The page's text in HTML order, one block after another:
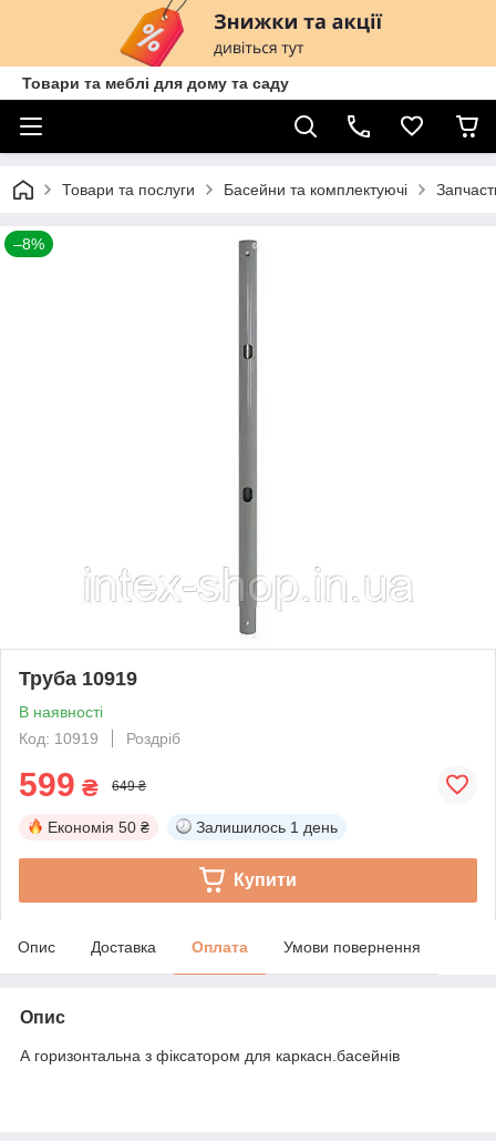
Товари та меблі для дому та саду
Товари та послуги Басейни та комплектуючі
–8%
Труба 10919
В наявності
Код: 10919
Роздріб
599 ₴ 649 ₴
Економія 50 ₴ Залишилось 1 день
Купити
Опис Доставка Оплата Умови повернення
Опис
А горизонтальна з фіксатором для каркасн.басейнів